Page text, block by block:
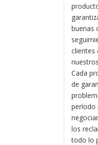
buenas
clientes
Cada
de
período
los
todo lo